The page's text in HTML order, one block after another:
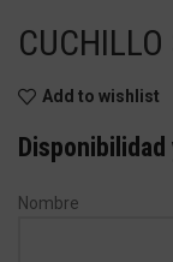
Add to wishlist
Nombre